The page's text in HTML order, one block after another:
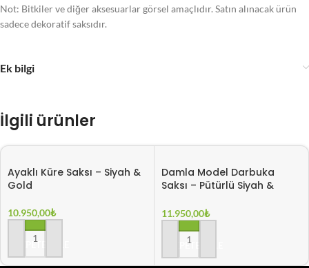
Not: Bitkiler ve diğer aksesuarlar görsel amaçlıdır. Satın alınacak ürün
sadece dekoratif saksıdır.
Ek bilgi
İlgili ürünler
Ayaklı Küre Saksı – Siyah &
Gold
10.950,00₺
SEPETE EKLE
Damla Model Darbuka
Saksı – Pütürlü Siyah &
11.950,00₺
SEPETE EKLE